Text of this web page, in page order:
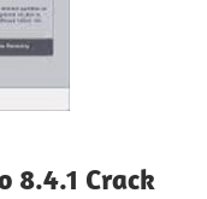
8.4.1 Crack